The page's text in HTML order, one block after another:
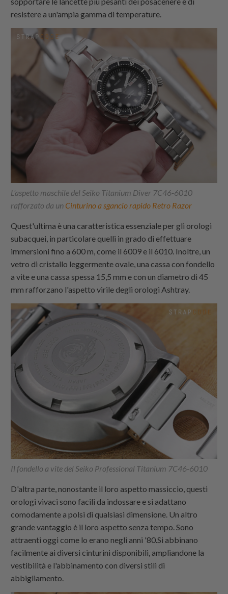
resistere a un'ampia gamma di temperature.
L'aspetto maschile del Seiko Titanium Diver 7C46-6010
rafforzato da un Cinturino a sgancio rapido Retro Razor
Quest'ultima è una caratteristica essenziale per gli orologi
subacquei, in particolare quelli in grado di effettuare
immersioni fino a 600 m, come il 6009 e il 6010. Inoltre, un
vetro di cristallo leggermente ovale, una cassa con fondello
a vite e una cassa spessa 15,5 mm e con un diametro di 45
mm rafforzano l'aspetto virile degli orologi Ashtray.
Il fondello a vite del Seiko Professional Titanium 7C46-6010
D'altra parte, nonostante il loro aspetto massiccio, questi
orologi vivaci sono facili da indossare e si adattano
comodamente a polsi di qualsiasi dimensione. Un altro
grande vantaggio è il loro aspetto senza tempo. Sono
attraenti oggi come lo erano negli anni '80.Si abbinano
facilmente ai diversi cinturini disponibili, ampliandone la
vestibilità e l'abbinamento con diversi stili di
abbigliamento.